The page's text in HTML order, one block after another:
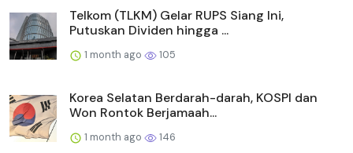
Telkom (TLKM) Gelar RUPS Siang Ini,
Putuskan Dividen hingga ...
1 month ago 105
Korea Selatan Berdarah-darah, KOSPI dan
Won Rontok Berjamaah...
1 month ago 146